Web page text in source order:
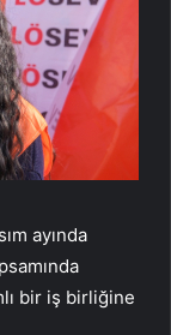
ayında
bir iş birliğine